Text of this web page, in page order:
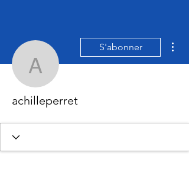
achilleperret
S'abonner
achilleperret